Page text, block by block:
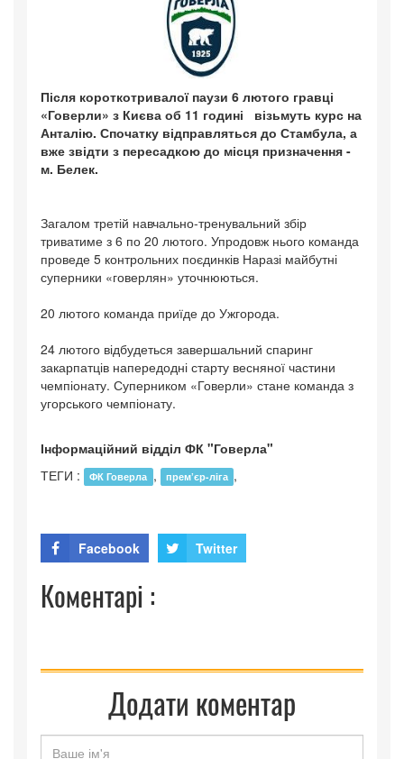
Після короткотривалої паузи 6 лютого гравці
«Говерли» з Києва об 11 годині візьмуть курс на
Анталію. Спочатку відправляться до Стамбула, а
вже звідти з пересадкою до місця призначення -
м. Белек.
Загалом третій навчально-тренувальний збір
триватиме з 6 по 20 лютого. Упродовж нього команда
проведе 5 контрольних поєдинків Наразі майбутні
суперники «говерлян» уточнюються.
20 лютого команда приїде до Ужгорода.
24 лютого відбудеться завершальний спаринг
закарпатців напередодні старту весняної частини
чемпіонату. Суперником «Говерли» стане команда з
угорського чемпіонату.
Інформаційний відділ ФК "Говерла"
ТЕГИ :
ФК Говерла , прем’єр-ліга ,
Facebook Twitter
Коментарі :
Додати коментар